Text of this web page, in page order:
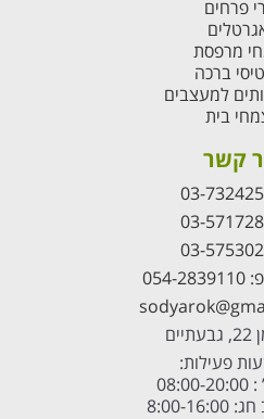
פרחים
מרפסת
ברכה
למעצבים
בית
קשר
03-
03-
03-
פעילות:
16:00